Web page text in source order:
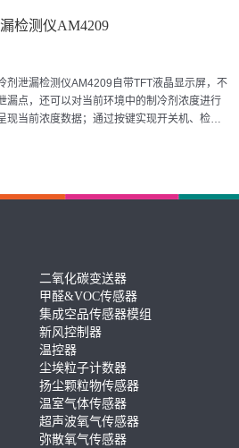
高可靠性。高度集成的AM4203H符合UL
检测仪AM4209
剂泄漏检测仪AM4209自带TFT液晶显示屏，不
漏点，还可以对当前环境中的制冷剂浓度进行
现当前浓度数据；通过按键实现开关机、检测
测灵敏度、自动/手动调零切换；当探测到被测
二氧化碳变送器
甲醛&VOC传感器
集成空品传感器模组
新风控制器
温控器
尘埃粒子计数器
扬尘颗粒物传感器
温室气体传感器
超声波氧气传感器
弥散氧气传感器